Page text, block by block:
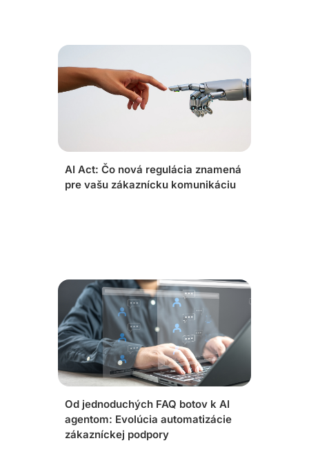
AI Act: Čo nová regulácia znamená
pre vašu zákaznícku komunikáciu
Od jednoduchých FAQ botov k AI
agentom: Evolúcia automatizácie
zákazníckej podpory